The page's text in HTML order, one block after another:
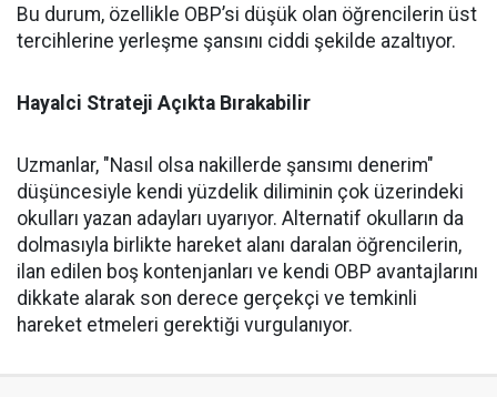
Bu durum, özellikle OBP’si düşük olan öğrencilerin üst
tercihlerine yerleşme şansını ciddi şekilde azaltıyor.
Hayalci Strateji Açıkta Bırakabilir
Uzmanlar, "Nasıl olsa nakillerde şansımı denerim"
düşüncesiyle kendi yüzdelik diliminin çok üzerindeki
okulları yazan adayları uyarıyor. Alternatif okulların da
dolmasıyla birlikte hareket alanı daralan öğrencilerin,
ilan edilen boş kontenjanları ve kendi OBP avantajlarını
dikkate alarak son derece gerçekçi ve temkinli
hareket etmeleri gerektiği vurgulanıyor.